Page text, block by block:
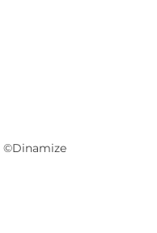
©Dinamize